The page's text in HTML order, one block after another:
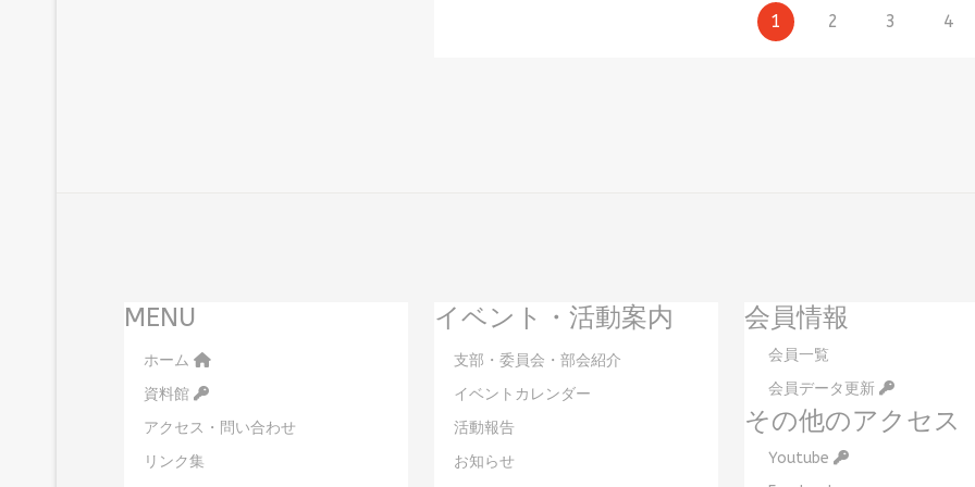
1 2 3 4
MENU
ホーム
資料館
アクセス・問い合わせ
リンク集
イベント・活動案内
支部・委員会・部会紹介
イベントカレンダー
活動報告
お知らせ
会員情報
会員一覧
会員データ更新
その他のアクセス
Youtube